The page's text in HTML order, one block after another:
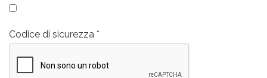
Codice di sicurezza